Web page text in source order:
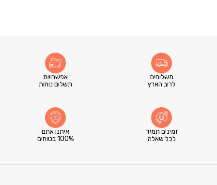
משלוחים
לרוב הארץ
אפשרויות
תשלום נוחות
זמינים תמיד
לכל שאלה
איתנו אתם
100% בטוחים